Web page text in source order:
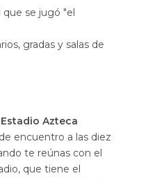
que se jugó "el
gradas y salas de
Azteca
encuentro a las diez
te reúnas con el
que tiene el